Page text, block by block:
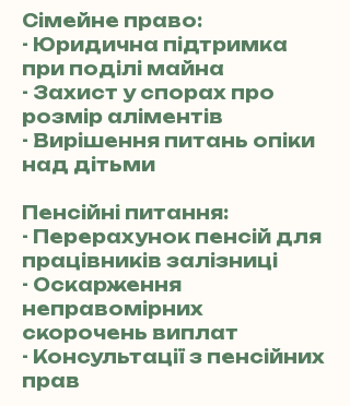
Сімейне право:
- Юридична підтримка
при поділі майна
- Захист у спорах про
розмір аліментів
- Вирішення питань опіки
над дітьми
Пенсійні питання:
- Перерахунок пенсій для
працівників залізниці
- Оскарження
неправомірних
скорочень виплат
- Консультації з пенсійних
прав